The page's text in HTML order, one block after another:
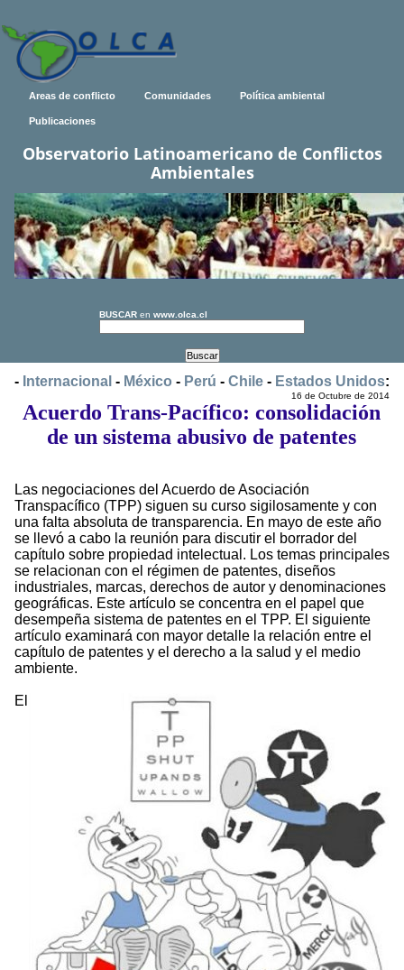
Areas de conflicto Comunidades Política ambiental
Publicaciones
Observatorio Latinoamericano de Conflictos
Ambientales
BUSCAR en www.olca.cl
- Internacional - México - Perú - Chile - Estados Unidos:
16 de Octubre de 2014
Acuerdo Trans-Pacífico: consolidación
de un sistema abusivo de patentes
Las negociaciones del Acuerdo de Asociación
Transpacífico (TPP) siguen su curso sigilosamente y con
una falta absoluta de transparencia. En mayo de este año
se llevó a cabo la reunión para discutir el borrador del
capítulo sobre propiedad intelectual. Los temas principales
se relacionan con el régimen de patentes, diseños
industriales, marcas, derechos de autor y denominaciones
geográficas. Este artículo se concentra en el papel que
desempeña sistema de patentes en el TPP. El siguiente
artículo examinará con mayor detalle la relación entre el
capítulo de patentes y el derecho a la salud y el medio
ambiente.
El